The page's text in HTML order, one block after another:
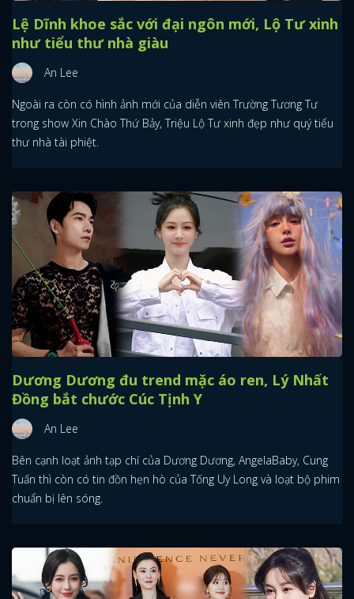
Lệ Dĩnh khoe sắc với đại ngôn mới, Lộ Tư xinh
như tiểu thư nhà giàu
An Lee
Ngoài ra còn có hình ảnh mới của diễn viên Trường Tương Tư
trong show Xin Chào Thứ Bảy, Triệu Lộ Tư xinh đẹp như quý tiểu
thư nhà tài phiệt.
Dương Dương đu trend mặc áo ren, Lý Nhất
Đồng bắt chước Cúc Tịnh Y
An Lee
Bên cạnh loạt ảnh tạp chí của Dương Dương, AngelaBaby, Cung
Tuấn thì còn có tin đồn hẹn hò của Tống Uy Long và loạt bộ phim
chuẩn bị lên sóng.